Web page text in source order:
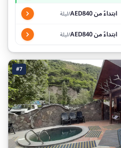
ابتداءً من AED840 /ليلة
ابتداءً من AED840 /ليلة
#7